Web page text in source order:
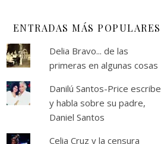
ENTRADAS MÁS POPULARES
Delia Bravo... de las
primeras en algunas cosas
Danilú Santos-Price escribe
y habla sobre su padre,
Daniel Santos
Celia Cruz y la censura